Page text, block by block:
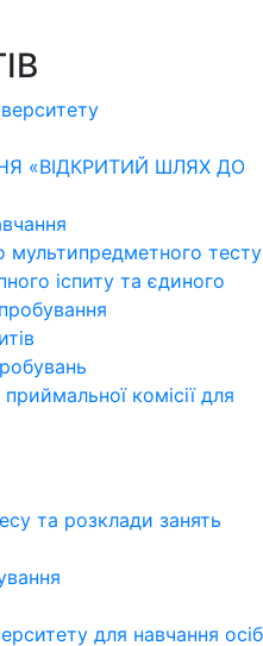
«ВІДКРИТИЙ ШЛЯХ ДО
мультипредметного тесту
іспиту та єдиного
комісії для
та розклади занять
для навчання осіб